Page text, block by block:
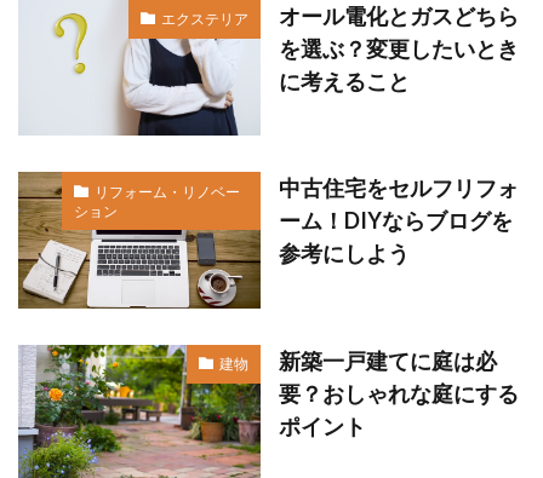
エクステリア
オール電化とガスどちら
を選ぶ？変更したいとき
に考えること
リフォーム・リノベー
ション
中古住宅をセルフリフォ
ーム！DIYならブログを
参考にしよう
建物
新築一戸建てに庭は必
要？おしゃれな庭にする
ポイント